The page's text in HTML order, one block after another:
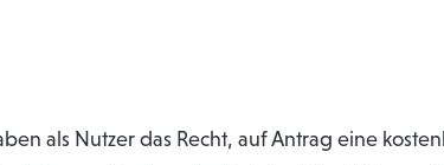
als Nutzer das Recht, auf Antrag eine